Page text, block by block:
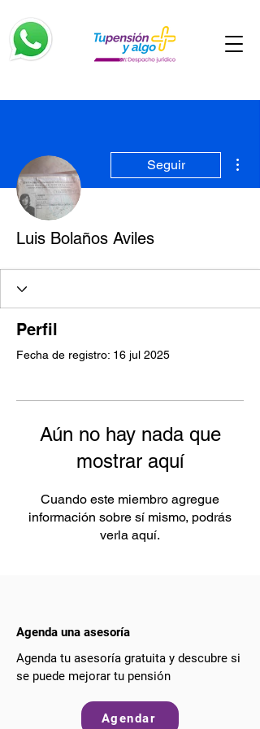
Seguir
Luis Bolaños Aviles
Perfil
Fecha de registro: 16 jul 2025
Aún no hay nada que
mostrar aquí
Cuando este miembro agregue
información sobre sí mismo, podrás
verla aquí.
Agenda una asesoría
Agenda tu asesoría gratuita y descubre si
se puede mejorar tu pensión
Agendar